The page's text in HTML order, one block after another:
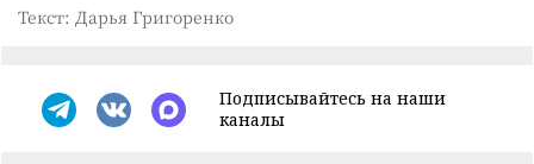
Текст: Дарья Григоренко
Подписывайтесь на наши
каналы